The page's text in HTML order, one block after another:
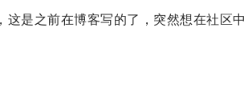
这是之前在博客写的了，突然想在社区